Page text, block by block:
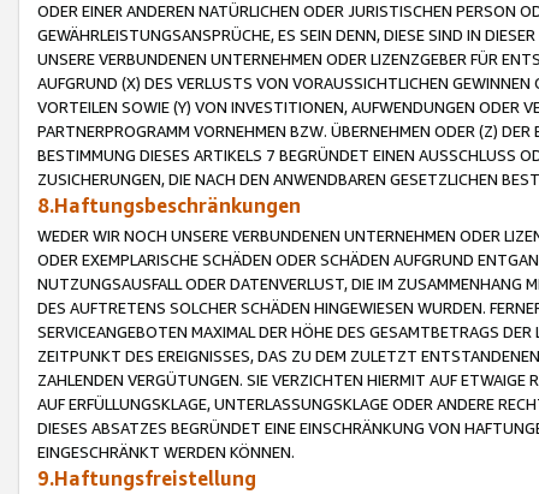
ODER EINER ANDEREN NATÜRLICHEN ODER JURISTISCHEN PERSON
GEWÄHRLEISTUNGSANSPRÜCHE, ES SEIN DENN, DIESE SIND IN
UNSERE VERBUNDENEN UNTERNEHMEN ODER LIZENZGEBER FÜR
AUFGRUND (X) DES VERLUSTS VON VORAUSSICHTLICHEN
VORTEILEN SOWIE (Y) VON INVESTITIONEN, AUFWENDUNGEN ODER
PARTNERPROGRAMM VORNEHMEN BZW. ÜBERNEHMEN ODER (Z)
BESTIMMUNG DIESES ARTIKELS 7 BEGRÜNDET EINEN AUSSCHLUSS
ZUSICHERUNGEN, DIE NACH DEN ANWENDBAREN GESETZLICHEN
8.Haftungsbeschränkungen
WEDER WIR NOCH UNSERE VERBUNDENEN UNTERNEHMEN ODER
ODER EXEMPLARISCHE SCHÄDEN ODER SCHÄDEN AUFGRUND
NUTZUNGSAUSFALL ODER DATENVERLUST, DIE IM ZUSAMMENHANG
DES AUFTRETENS SOLCHER SCHÄDEN HINGEWIESEN WURDEN.
SERVICEANGEBOTEN MAXIMAL DER HÖHE DES GESAMTBETRAGS
ZEITPUNKT DES EREIGNISSES, DAS ZU DEM ZULETZT
ZAHLENDEN VERGÜTUNGEN. SIE VERZICHTEN HIERMIT AUF
AUF ERFÜLLUNGSKLAGE, UNTERLASSUNGSKLAGE ODER ANDERE
DIESES ABSATZES BEGRÜNDET EINE EINSCHRÄNKUNG VON
EINGESCHRÄNKT WERDEN KÖNNEN.
9.Haftungsfreistellung